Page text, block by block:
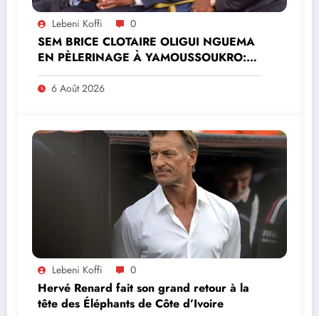
Lebeni Koffi 0
SEM BRICE CLOTAIRE OLIGUI NGUEMA
EN PÈLERINAGE À YAMOUSSOUKRO:LE
MINISTRE PAULIN CLAUDE DANHO
PREND PART À LA CÉRÉMONIE
6 Août 2026
Lebeni Koffi 0
Hervé Renard fait son grand retour à la
tête des Éléphants de Côte d’Ivoire